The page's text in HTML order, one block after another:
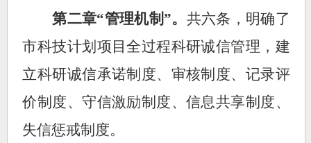
第二章“管理机制”。 共六条，明确了
市科技计划项目全过程科研诚信管理，建
立科研诚信承诺制度、审核制度、记录评
价制度、守信激励制度、信息共享制度、
失信惩戒制度。